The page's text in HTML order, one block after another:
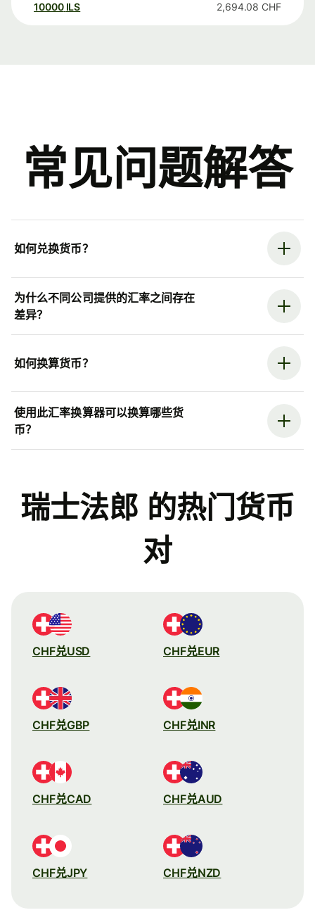
10000 ILS 2,694.08 CHF
常见问题解答
如何兑换货币？
为什么不同公司提供的汇率之间存在
差异？
如何换算货币？
使用此汇率换算器可以换算哪些货
币？
瑞士法郎 的热门货币
对
CHF兑USD CHF兑EUR
CHF兑GBP CHF兑INR
CHF兑CAD CHF兑AUD
CHF兑JPY CHF兑NZD